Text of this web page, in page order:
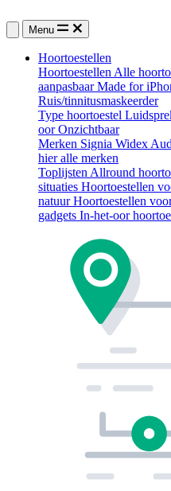
Menu
Hoortoestellen
Hoortoestellen Alle
aanpasbaarMade for
Ruis/tinnitusmaskeerder
Type hoortoestel
oorOnzichtbaar
Merken Signia Widex
hier alle merken
Toplijsten Allround
situaties Hoortoestellen
natuurHoortoestellen
gadgets In-het-oor